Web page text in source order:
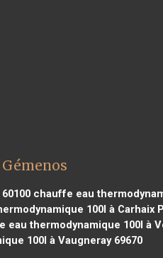
chauffe eau
100l à Carhaix
eau thermodynamique 100l à
100l à Vaugneray 69670